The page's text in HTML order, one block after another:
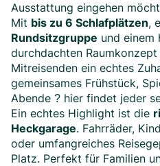
Ausstattung eingehen
Mit bis zu 6 Schlafplätzen,
Rundsitzgruppe und einem
durchdachten
Mitreisenden ein echtes
gemeinsames Frühstück,
Abende ? hier findet jeder
Ein echtes Highlight ist die
Heckgarage. Fahrräder,
oder umfangreiches
Platz. Perfekt für Familien